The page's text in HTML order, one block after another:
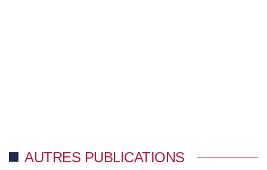
AUTRES PUBLICATIONS